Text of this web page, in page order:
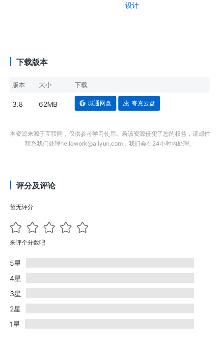
设计
下载版本
版本 大小 下载
3.8 62MB 城通网盘 夸克云盘
本资源来源于互联网，仅供参考学习使用。若该资源侵犯了您的权益，请邮件
联系我们处理hellowork@aliyun.com，我们会在24小时内处理。
评分及评论
暂无评分
来评个分数吧
5星
4星
3星
2星
1星